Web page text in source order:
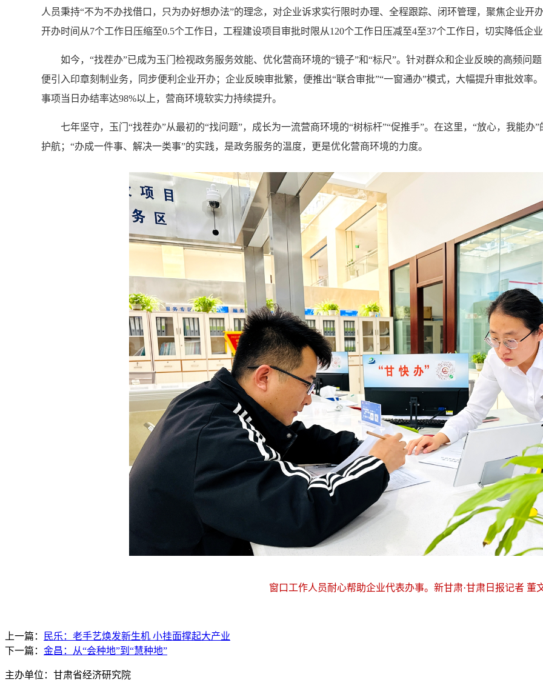
人员秉持“不为不办找借口，只为办好想办法”的理念，对企业诉求实行限时办理、全程跟踪、闭环管理，聚焦企业开
开办时间从7个工作日压缩至0.5个工作日，工程建设项目审批时限从120个工作日压减至4至37个工作日，切实降低企
如今，“找茬办”已成为玉门检视政务服务效能、优化营商环境的“镜子”和“标尺”。针对群众和企业反映的高频问
便引入印章刻制业务，同步便利企业开办；企业反映审批繁，便推出“联合审批”“一窗通办”模式，大幅提升审批效率
事项当日办结率达98%以上，营商环境软实力持续提升。
七年坚守，玉门“找茬办”从最初的“找问题”，成长为一流营商环境的“树标杆”“促推手”。在这里，“放心，我能
护航；“办成一件事、解决一类事”的实践，是政务服务的温度，更是优化营商环境的力度。
窗口工作人员耐心帮助企业代表办事。新甘肃·甘肃日报记者 董
上一篇：
民乐：老手艺焕发新生机 小挂面撑起大产业
下一篇： 金昌：从“会种地”到“慧种地”
主办单位：甘肃省经济研究院